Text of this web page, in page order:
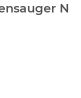
N